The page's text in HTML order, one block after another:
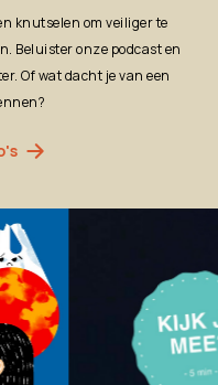
knutselen om veiliger te
Beluister onze podcast en
Of wat dacht je van een